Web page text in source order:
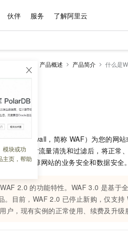
伙伴 服务 了解阿里云
模块或功
主页，帮助
产品概述 产品简介 什么是
火墙
Firewall，简称 WAF） 为您的网站
特征，在对流量清洗和过滤后，将正常
，从而保障网站的业务安全和数据安全。
2.0 的功能特性。WAF 3.0 是基于
。目前，WAF 2.0 已停止新购，仅支
户，现有实例的正常使用、续费及升级
Kimi-K3 NEW
Kimi 最新旗舰模型，长程编程与推理利器
Deepseek-v4-pro
旗舰 MoE 大模型
GLM-5.2
域名与网站
对象存储 OSS
人工智能平台 PAI
一站式AI开发、训练和推理服务
Qoder CN
容器服务 Kubernetes 版 ACK
提供一站式管理容器应用的 K8s 服务
多领域专家智能体,一键组建 AI 虚拟交付团队
睿译宝，AI翻译排版一步到位
GLM-5.2：长任务时代开源旗舰模型
Hermes Agent，打造自进化智能体
自主进化，持久记忆，越用越聪明
Claude Code + GStack 打造工程团队
购
券
创新
AI 特惠
智启 AI 普惠权益
阿里云 OPC 创新助力计划
至高百万元 Token 补贴，加速一人公司成
Token Plan 模型订阅计划 NEW
Qwen3.8-Max 首发尝鲜，限时加量 10
千问办公，限时限量积分加倍 NEW
万小智 AI 建站低至 15元/月
送.CN域名，送备案服务码
价格计算器
自助选配和估算价格
价格优势
推动算力普惠，释放技术红利
数据与 API
数据集
身份实名认证
短信
OCR 文字识别
发票查验
天气预报查询
快递物流查询
成为产品伙伴
产品生态集成认证中心
产品生态伙伴工作台
企业增值服务
企业支持计划
企业增值服务台
企业成长
服务实践
最佳实践
云上春晚
云栖战略参考
云上的中国
看见新力量
金融模力时刻
客户案例